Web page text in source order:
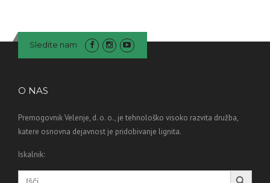
Sledite nam
O NAS
Premogovnik Velenje, d. o. o., je tehnološko visoko razvita družba,
katere osnovna dejavnost je pridobivanje lignita.
Iskalnik:
Search
Search Button